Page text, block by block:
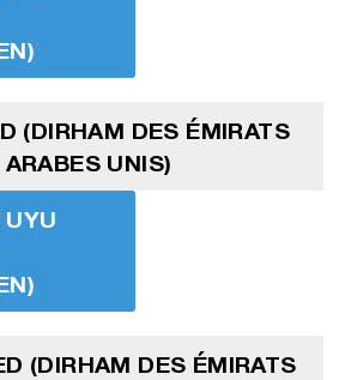
(DIRHAM DES ÉMIRATS
ARABES UNIS)
(DIRHAM DES ÉMIRATS